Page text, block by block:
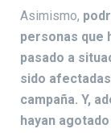
Asimismo,
personas que
pasado a
sido
campaña. Y,
hayan